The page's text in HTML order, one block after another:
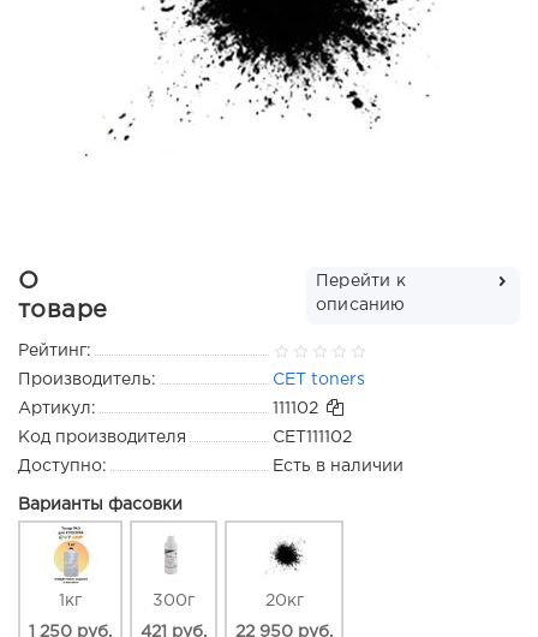
О
товаре
Перейти к
описанию
Рейтинг:
Производитель:
CET toners
Артикул:
111102
Код производителя
CET111102
Доступно:
Есть в наличии
Варианты фасовки
1кг
1 250 руб.
300г
421 руб.
20кг
22 950 руб.